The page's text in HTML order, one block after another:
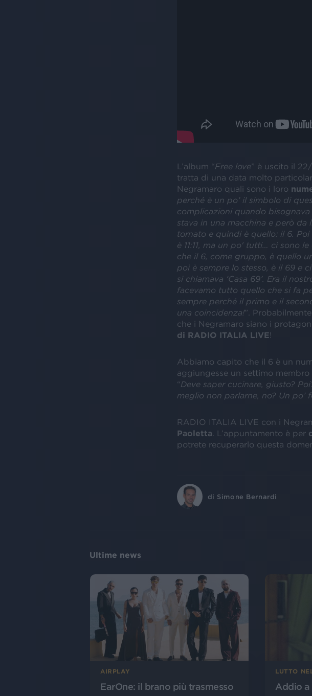
L’album “Free love” è uscito il
tratta di una data molto
Negramaro quali sono i loro
perché è un po’ il simbolo di
complicazioni quando
stava in una macchina e però da
tornato e quindi è quello: il 6.
è 11:11, ma un po' tutti… ci sono
che il 6, come gruppo, è quello
poi è sempre lo stesso, è il 69 e
si chiamava ‘Casa 69’. Era il
facevamo tutto quello che si fa
sempre perché il primo e il
una coincidenza!”.
che i Negramaro siano i
di RADIO ITALIA LIVE!
Abbiamo capito che il 6 è un
aggiungesse un settimo
“Deve saper cucinare, giusto?
meglio non parlarne, no? Un po’
RADIO ITALIA LIVE con i
Paoletta . L’appuntamento è per
potrete recuperarlo questa
di Simone Bernardi
Ultime news
AIRPLAY
EarOne: il brano più trasmesso
LUTTO
Addio a